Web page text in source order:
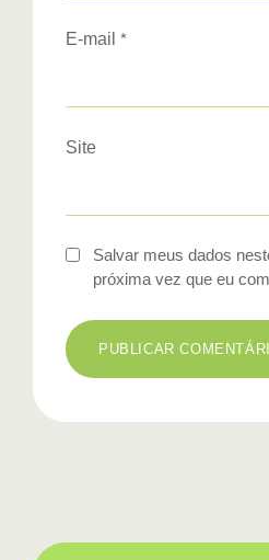
E-mail *
Site
Salvar meus dados
próxima vez que eu